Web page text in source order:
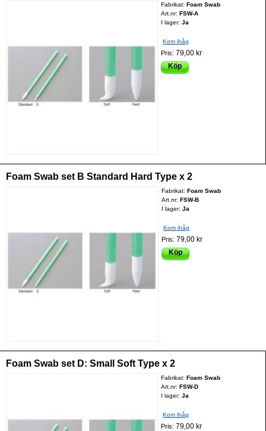
Fabrikat:Foam Swab
Art.nr:FSW-A
I lager: Ja
Kom ihåg
Pris:79,00 kr
Köp
Foam Swab set B Standard Hard Type x 2
Fabrikat: Foam Swab
Art.nr: FSW-B
I lager: Ja
Kom ihåg
Pris: 79,00 kr
Köp
Foam Swab set D: Small Soft Type x 2
Fabrikat:Foam Swab
Art.nr:FSW-D
I lager: Ja
Kom ihåg
Pris:79,00 kr